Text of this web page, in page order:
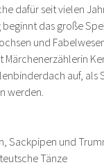
dafür seit vielen
das große
und
auf,
werden.
Sackpipen und
Tänze